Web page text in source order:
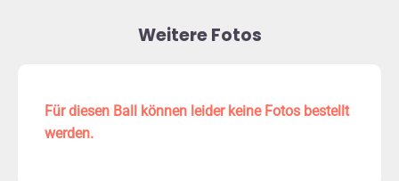
Weitere Fotos
Für diesen Ball können leider keine Fotos bestellt
werden.